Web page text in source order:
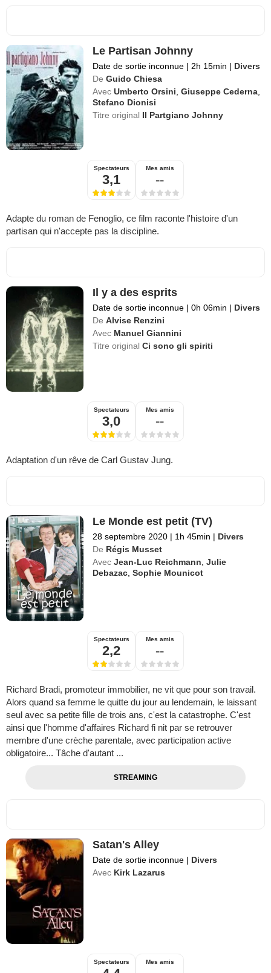
Le Partisan Johnny
Date de sortie inconnue | 2h 15min | Divers
De Guido Chiesa
Avec Umberto Orsini,Giuseppe Cederna,
Stefano Dionisi
Titre original Il Partgiano Johnny
Spectateurs
3,1
Mes amis
--
Adapte du roman de Fenoglio, ce film raconte l'histoire d'un
partisan qui n'accepte pas la discipline.
Il y a des esprits
Date de sortie inconnue | 0h 06min | Divers
De Alvise Renzini
Avec Manuel Giannini
Titre originalCi sono gli spiriti
Spectateurs
3,0
Mes amis
--
Adaptation d'un rêve de Carl Gustav Jung.
Le Monde est petit (TV)
28 septembre 2020 | 1h 45min | Divers
De Régis Musset
Avec Jean-Luc Reichmann,Julie
Debazac,Sophie Mounicot
Spectateurs
2,2
Mes amis
--
Richard Bradi, promoteur immobilier, ne vit que pour son travail.
Alors quand sa femme le quitte du jour au lendemain, le laissant
seul avec sa petite fille de trois ans, c'est la catastrophe. C'est
ainsi que l'homme d'affaires Richard fi nit par se retrouver
membre d'une crèche parentale, avec participation active
obligatoire... Tâche d'autant ...
STREAMING
Satan's Alley
Date de sortie inconnue | Divers
Avec Kirk Lazarus
Spectateurs Mes amis